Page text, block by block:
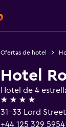
Ofertas de hotel
Hotel
Hotel de 4
4 estrellas
31-33 Lord
+44 125 329 5954